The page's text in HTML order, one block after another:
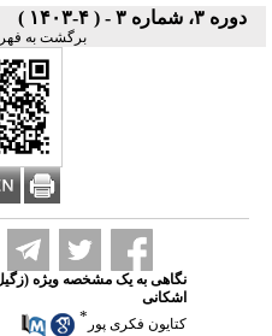
دوره ۳، شماره ۳ - ( ۴-۱۴۰۳ )
برگشت به
نگاهی به یک مشخصه ویژه
اشکانی
کتایون فکری پور *